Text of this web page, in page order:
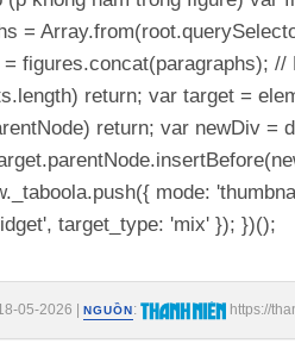
=
figures.concat(paragraphs);
return; var target =
return; var newDiv =
mode:
target_type: 'mix' }); })();
05-2026 | NGUỒN:
https://